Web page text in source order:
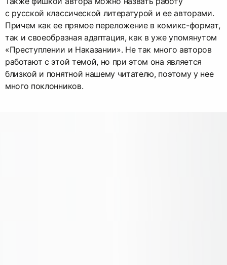
с русской классической литературой и ее авторами.
Причем как ее прямое переложение в комикс-формат,
так и своеобразная адаптация, как в уже упомянутом
«Преступлении и Наказании». Не так много авторов
работают с этой темой, но при этом она является
близкой и понятной нашему читателю, поэтому у нее
много поклонников.